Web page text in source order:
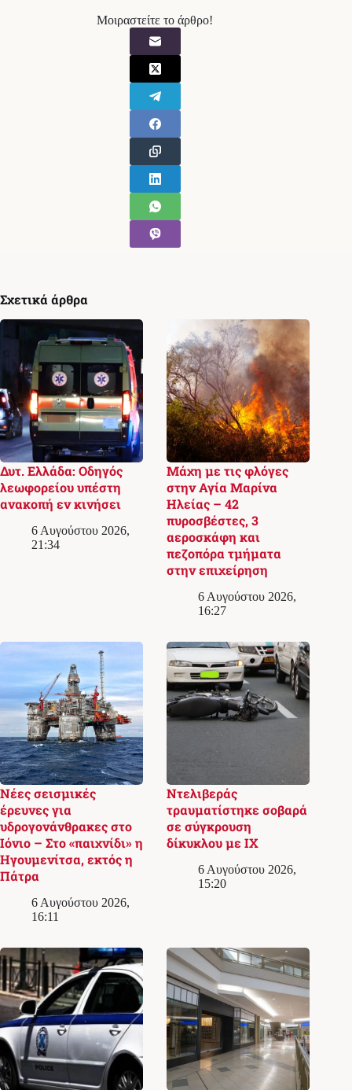
Μοιραστείτε το άρθρο!
Σχετικά άρθρα
Δυτ. Ελλάδα: Οδηγός
λεωφορείου υπέστη
ανακοπή εν κινήσει
6 Αυγούστου 2026,
21:34
Μάχη με τις φλόγες
στην Αγία Μαρίνα
Ηλείας – 42
πυροσβέστες, 3
αεροσκάφη και
πεζοπόρα τμήματα
στην επιχείρηση
6 Αυγούστου 2026,
16:27
Νέες σεισμικές
έρευνες για
υδρογονάνθρακες στο
Ιόνιο – Στο «παιχνίδι» η
Ηγουμενίτσα, εκτός η
Πάτρα
6 Αυγούστου 2026,
16:11
Ντελιβεράς
τραυματίστηκε σοβαρά
σε σύγκρουση
δίκυκλου με ΙΧ
6 Αυγούστου 2026,
15:20